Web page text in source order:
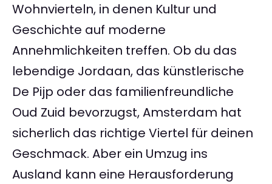
Wohnvierteln, in denen Kultur und
Geschichte auf moderne
Annehmlichkeiten treffen. Ob du das
lebendige Jordaan, das künstlerische
De Pijp oder das familienfreundliche
Oud Zuid bevorzugst, Amsterdam hat
sicherlich das richtige Viertel für deinen
Geschmack. Aber ein Umzug ins
Ausland kann eine Herausforderung